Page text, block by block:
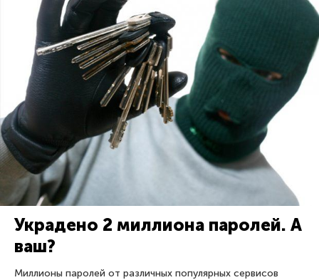
Украдено 2 миллиона паролей. А
ваш?
Миллионы паролей от различных популярных сервисов